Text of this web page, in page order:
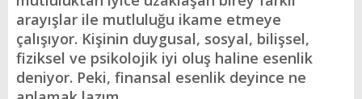
arayışlar ile mutluluğu ikame etmeye
çalışıyor. Kişinin duygusal, sosyal, bilişsel,
fiziksel ve psikolojik iyi oluş haline esenlik
deniyor. Peki, finansal esenlik deyince ne